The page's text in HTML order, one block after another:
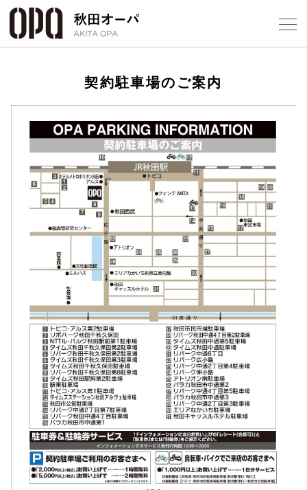
契約駐車場のご案内
ショッ
レスト
アクセ
スタッ
公式SNS
企業情報
お問い合わせ